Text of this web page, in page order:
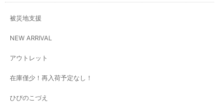
被災地支援
NEW ARRIVAL
アウトレット
在庫僅少！再入荷予定なし！
ひびのこづえ